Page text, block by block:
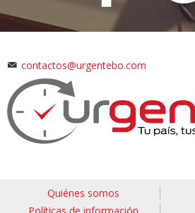
contactos@urgentebo.com
Quiénes somos
Políticas de información